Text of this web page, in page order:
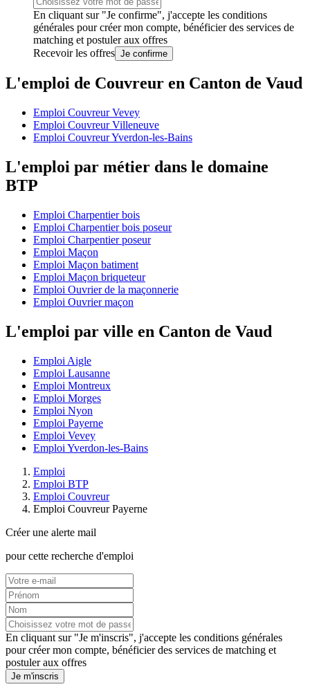
En cliquant sur "Je confirme", j'accepte les conditions
générales pour créer mon compte, bénéficier des services de
matching et postuler aux offres
Recevoir les offres Je confirme
L'emploi de Couvreur en Canton de Vaud
Emploi Couvreur Vevey
Emploi Couvreur Villeneuve
Emploi Couvreur Yverdon-les-Bains
L'emploi par métier dans le domaine
BTP
Emploi Charpentier bois
Emploi Charpentier bois poseur
Emploi Charpentier poseur
Emploi Maçon
Emploi Maçon batiment
Emploi Maçon briqueteur
Emploi Ouvrier de la maçonnerie
Emploi Ouvrier maçon
L'emploi par ville en Canton de Vaud
Emploi Aigle
Emploi Lausanne
Emploi Montreux
Emploi Morges
Emploi Nyon
Emploi Payerne
Emploi Vevey
Emploi Yverdon-les-Bains
Emploi
Emploi BTP
Emploi Couvreur
Emploi Couvreur Payerne
Créer une alerte mail
pour cette recherche d'emploi
En cliquant sur "Je m'inscris", j'accepte les conditions générales
pour créer mon compte, bénéficier des services de matching et
postuler aux offres
Je m'inscris